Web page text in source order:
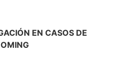
EN CASOS DE